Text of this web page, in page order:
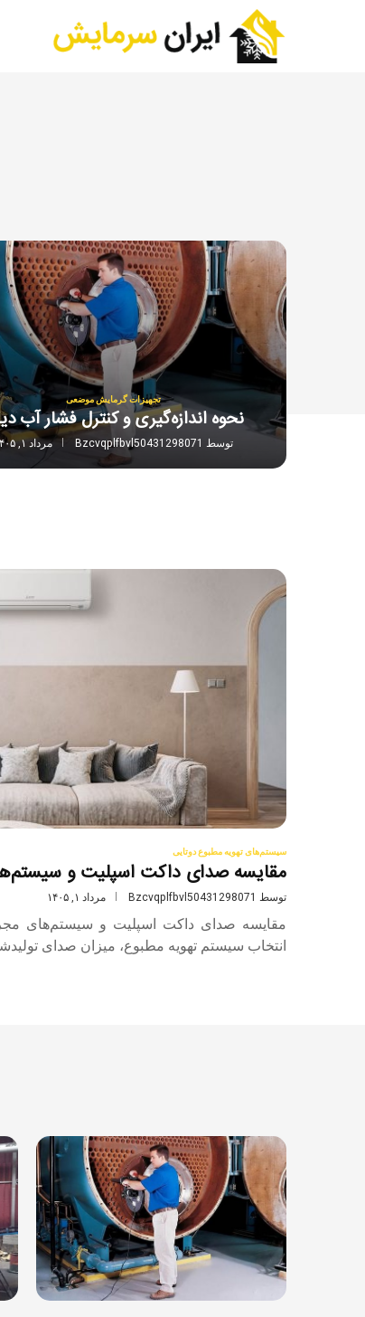
تجهیزات گرمایش موضعی
نحوه اندازه‌گیری و کنترل فشار آب
توسط Bzcvqplfbvl50431298071 مرداد ۱, ۱۴۰۵
سیستم‌های تهویه مطبوع دوتایی
مقایسه صدای داکت اسپلیت و
توسط Bzcvqplfbvl50431298071 مرداد ۱, ۱۴۰۵
مقایسه صدای داکت اسپلیت و سیستم‌های
انتخاب سیستم تهویه مطبوع، میزان صدای